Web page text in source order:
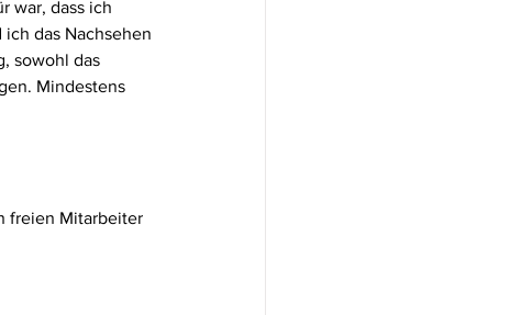
war, dass ich
das Nachsehen
sowohl das
Mindestens
freien Mitarbeiter